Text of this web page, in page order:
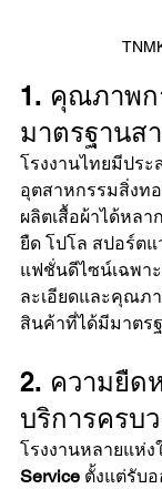
1. คุณภาพก
มาตรฐานส
โรงงานไทยมีปร
อุตสาหกรรมสิ่งท
ผลิตเสื้อผ้าได้หลา
ยืด โปโล สปอร์ต
แฟชั่นดีไซน์เฉพาะ
ละเอียดและคุณภ
สินค้าที่ได้มีมาตร
2. ความยืด
บริการครบ
โรงงานหลายแห่ง
Service ตั้งแต่รับ